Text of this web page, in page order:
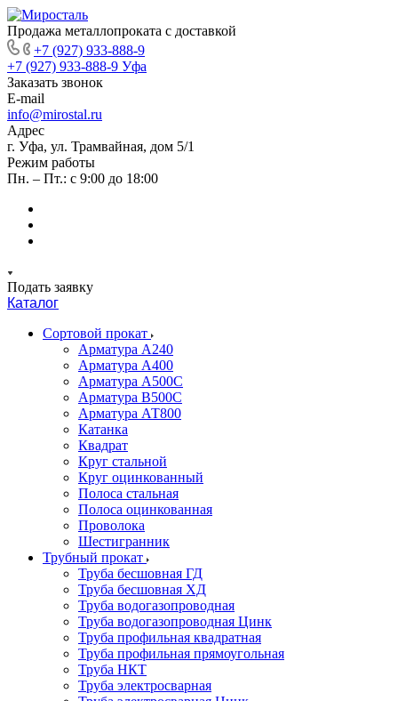
Продажа металлопроката с доставкой
+7 (927) 933-888-9
+7 (927) 933-888-9 Уфа
Заказать звонок
E-mail
info@mirostal.ru
Адрес
г. Уфа, ул. Трамвайная, дом 5/1
Режим работы
Пн. – Пт.: с 9:00 до 18:00
Подать заявку
Каталог
Сортовой прокат
Арматура А240
Арматура А400
Арматура А500C
Арматура В500С
Арматура АТ800
Катанка
Квадрат
Круг стальной
Круг оцинкованный
Полоса стальная
Полоса оцинкованная
Проволока
Шестигранник
Трубный прокат
Труба бесшовная ГД
Труба бесшовная ХД
Труба водогазопроводная
Труба водогазопроводная Цинк
Труба профильная квадратная
Труба профильная прямоугольная
Труба НКТ
Труба электросварная